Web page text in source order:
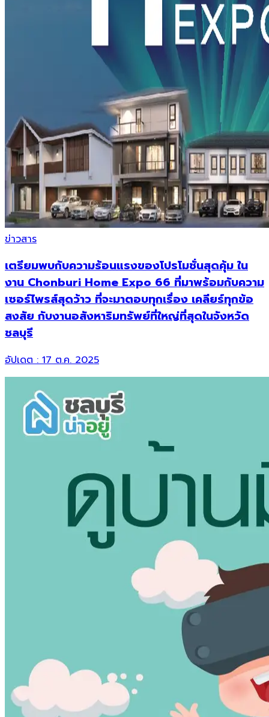
ข่าวสาร
เตรียมพบกับความร้อนแรงของโปรโมชั่นสุดคุ้ม ใน
งาน Chonburi Home Expo 66 ที่มาพร้อมกับความ
เซอร์ไพรส์สุดว้าว ที่จะมาตอบทุกเรื่อง เคลียร์ทุกข้อ
สงสัย กับงานอสังหาริมทรัพย์ที่ใหญ่ที่สุดในจังหวัด
ชลบุรี
อัปเดต :17 ต.ค. 2025